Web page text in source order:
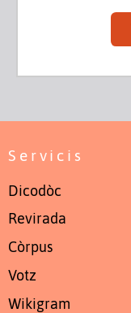
Servicis
Dicodòc
Revirada
Còrpus
Votz
Wikigram